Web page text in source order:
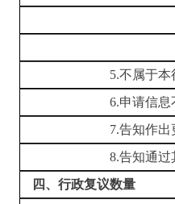
5.不属于本行政
6.申请信息不
7.告知作出更
8.告知通过其他
四、行政复议数量